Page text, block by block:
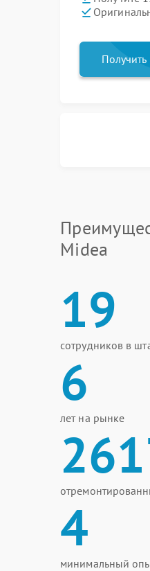
Получить
Midea
19
сотрудников в
6
лет на рынке
4
минимальный